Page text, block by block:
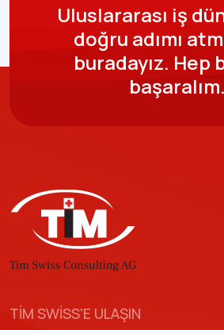
Uluslararası iş
doğru adımı
buradayız. Hep
başaralım.
TIM SWISS'E ULAŞIN